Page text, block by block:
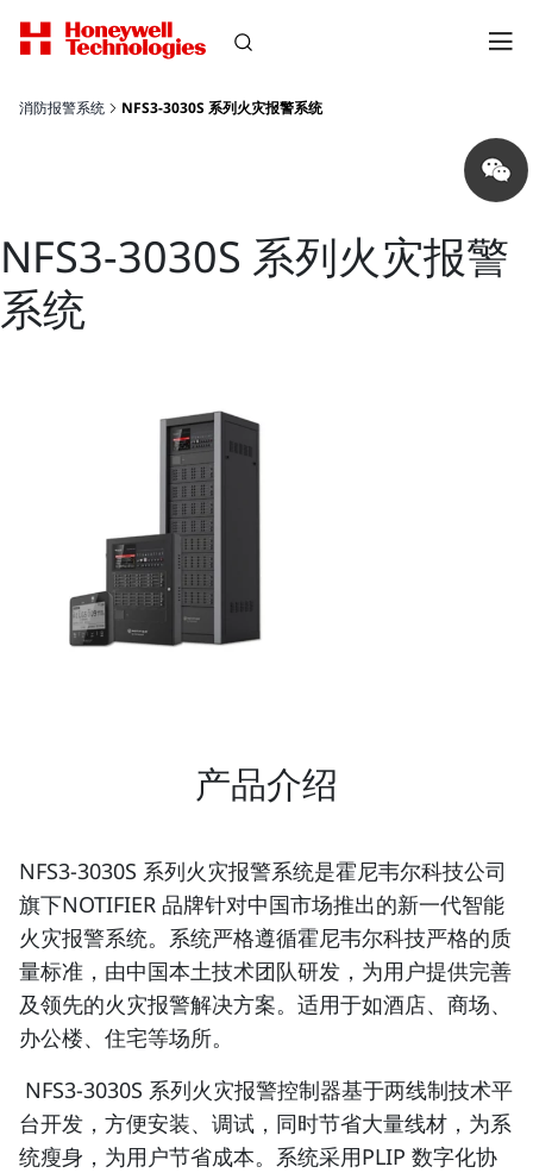
消防报警系统 NFS3-3030S 系列火灾报警系统
Share
on
wechat
NFS3-3030S 系列火灾报警
系统
产品介绍
NFS3-3030S 系列火灾报警系统是霍尼韦尔科技公司
旗下NOTIFIER 品牌针对中国市场推出的新一代智能
火灾报警系统。系统严格遵循霍尼韦尔科技严格的质
量标准，由中国本土技术团队研发，为用户提供完善
及领先的火灾报警解决方案。适用于如酒店、商场、
办公楼、住宅等场所。
NFS3-3030S 系列火灾报警控制器基于两线制技术平
台开发，方便安装、调试，同时节省大量线材，为系
统瘦身，为用户节省成本。系统采用PLIP 数字化协